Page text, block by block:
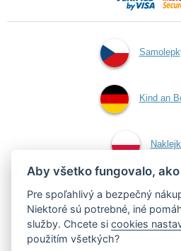
Kind an
aucie
Aby všetko fungovalo, ako
Pre spoľahlivý a bezpečný
Niektoré sú potrebné, iné
služby. Chcete sicookies
použitím všetkých?